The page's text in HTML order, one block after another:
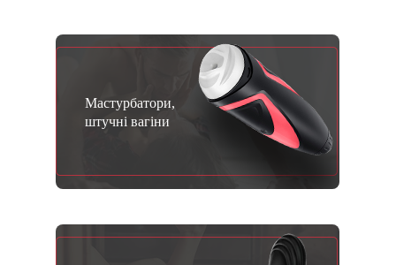
Мастурбатори,
штучні вагіни